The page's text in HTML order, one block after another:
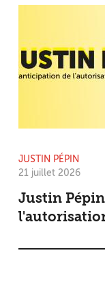
JUSTIN PÉPIN
21 juillet 2026
Justin